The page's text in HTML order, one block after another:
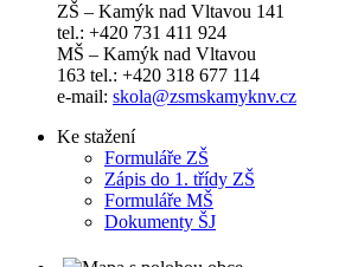
ZŠ – Kamýk nad Vltavou 141
tel.: +420 731 411 924
MŠ – Kamýk nad Vltavou
163 tel.: +420 318 677 114
e-mail: skola@zsmskamyknv.cz
Ke stažení
Formuláře ZŠ
Zápis do 1. třídy ZŠ
Formuláře MŠ
Dokumenty ŠJ